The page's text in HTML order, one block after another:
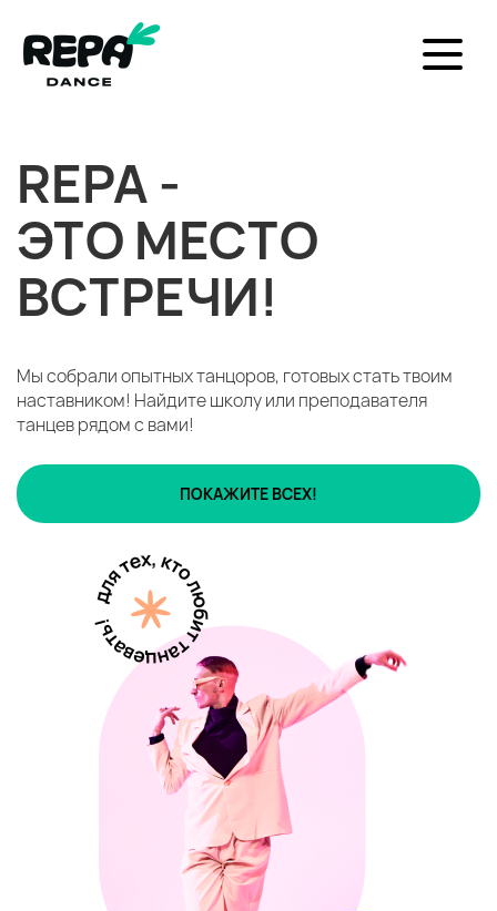
REPA -
ЭТО МЕСТО
ВСТРЕЧИ!
Мы собрали опытных танцоров, готовых стать твоим
наставником! Найдите школу или преподавателя
танцев рядом с вами!
ПОКАЖИТЕ ВСЕХ!